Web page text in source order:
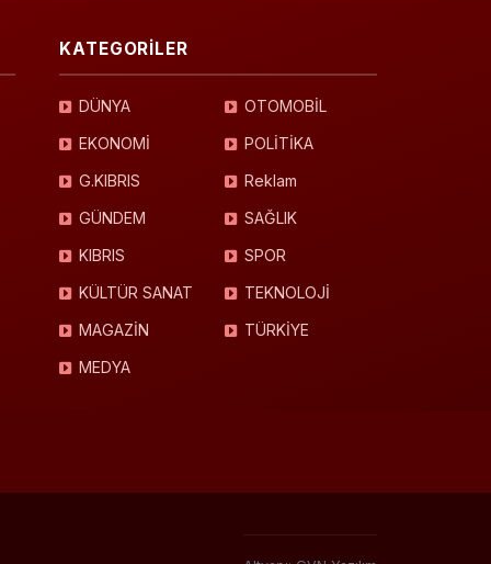
KATEGORİLER
DÜNYA
EKONOMİ
G.KIBRIS
GÜNDEM
KIBRIS
KÜLTÜR SANAT
MAGAZİN
MEDYA
OTOMOBİL
POLİTİKA
Reklam
SAĞLIK
SPOR
TEKNOLOJİ
TÜRKİYE